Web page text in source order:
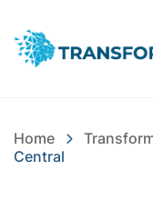
Home
Central